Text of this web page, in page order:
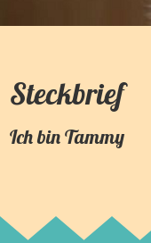
Steckbrief
Ich binTammy